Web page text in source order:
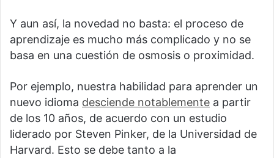
Y aun así, la novedad no basta: el proceso de
aprendizaje es mucho más complicado y no se
basa en una cuestión de osmosis o proximidad.
Por ejemplo, nuestra habilidad para aprender un
nuevo idioma desciende notablemente a partir
de los 10 años, de acuerdo con un estudio
liderado por Steven Pinker, de la Universidad de
Harvard. Esto se debe tanto a la